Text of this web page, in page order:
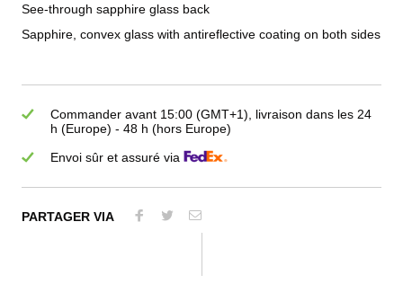
See-through sapphire glass back
Sapphire, convex glass with antireflective coating on both sides
Commander avant 15:00 (GMT+1), livraison dans les 24
h (Europe) - 48 h (hors Europe)
Envoi sûr et assuré via
PARTAGER VIA